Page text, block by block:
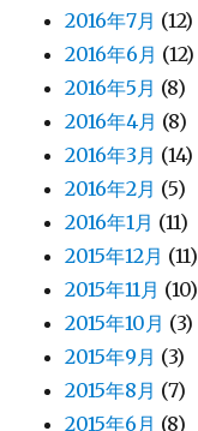
2016年7月 (12)
2016年6月 (12)
2016年5月 (8)
2016年4月 (8)
2016年3月 (14)
2016年2月 (5)
2016年1月 (11)
2015年12月 (11)
2015年11月 (10)
2015年10月 (3)
2015年9月 (3)
2015年8月 (7)
2015年6月 (8)